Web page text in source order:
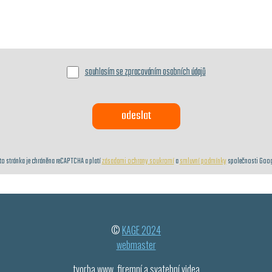
souhlasím se zpracováním osobních údajů
stránka je chráněna reCAPTCHA a platízásadami ochrany soukromíasmluvní podmínkyspolečnosti
©KAGE 2024
webmaster
tvorba www, firemní a svatební videa